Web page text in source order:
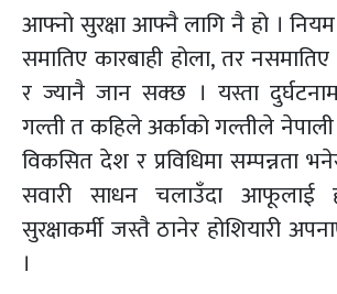
आफ्नो सुरक्षा आफ्नै लागि नै हो ।
समातिए कारबाही होला, तर नसमातिए
र ज्यानै जान सक्छ । यस्ता
गल्ती त कहिले अर्काको गल्तीले
विकसित देश र प्रविधिमा सम्पन्नता
सवारी साधन चलाउँदा आफूलाई
सुरक्षाकर्मी जस्तै ठानेर होशियारी
।